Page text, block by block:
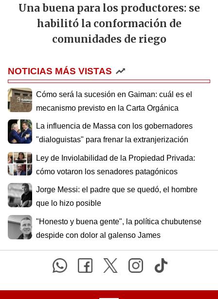
Una buena para los productores: se
habilitó la conformación de
comunidades de riego
NOTICIAS MÁS VISTAS
Cómo será la sucesión en Gaiman: cuál es el
mecanismo previsto en la Carta Orgánica
La influencia de Massa con los gobernadores
"dialoguistas" para frenar la extranjerización
Ley de Inviolabilidad de la Propiedad Privada:
cómo votaron los senadores patagónicos
Jorge Messi: el padre que se quedó, el hombre
que lo hizo posible
"Honesto y buena gente", la política chubutense
despide con dolor al galenso James